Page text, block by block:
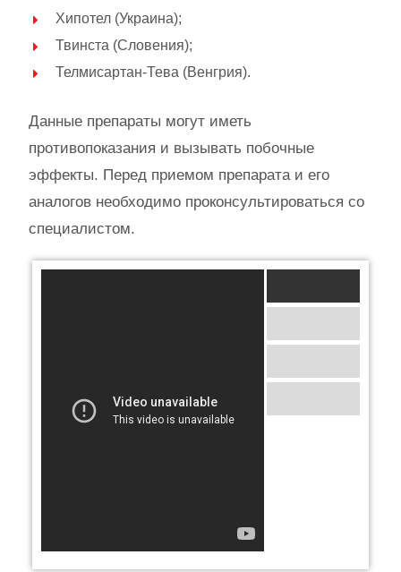
Хипотел (Украина);
Твинста (Словения);
Телмисартан-Тева (Венгрия).
Данные препараты могут иметь
противопоказания и вызывать побочные
эффекты. Перед приемом препарата и его
аналогов необходимо проконсультироваться со
специалистом.